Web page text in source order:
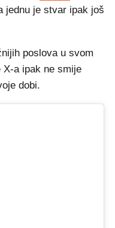
jednu je stvar ipak još
poslova u svom
X-a ipak ne smije
dobi.